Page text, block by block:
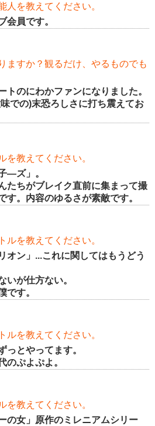
人を教えてください。
会員です。
ますか？観るだけ、やるものでも
トのにわかファンになりました。
での)末恐ろしさに打ち震えてお
を教えてください。
―ズ」。
たちがブレイク直前に集まって撮
す。内容のゆるさが素敵です。
ルを教えてください。
オン」...これに関してはもうどう
いが仕方ない。
です。
ルを教えてください。
っとやってます。
のぷよぷよ。
を教えてください。
の女」原作のミレニアムシリー